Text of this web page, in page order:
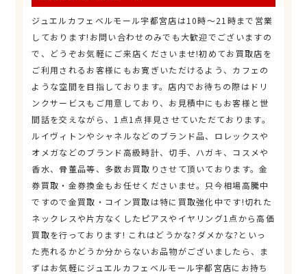
ジュエルカフェベルモール宇都宮店は10時～21時まで営業
しております!お問い合わせのみでも大歓迎でございますの
で、どうぞお気軽にご来店くださいませ!初めてお買取店を
ご利用されるお客様にもお寛ぎいただけるよう、カフェの
ような空間を目指しております。店内でお待ちの際はドリ
ンクサービスもご用意しており、お見積中にもお客様と世
間話を交えながら、1点1点拝見させていただております。
ルイヴィトンやシャネルなどのブランド品、ロレックスや
オメガなどのブランド高級時計、切手、ハガキ、コスメや
香水、骨董品等、多数お買取りさせて頂いております。金
券買取・金券換金もお任せくださいませ。只今相場高騰中
ですので金買取・コイン買取は特に買取強化中です!切れた
ネックレスや片方なくしたピアスやイヤリング1点から高価
買取を行っております! これはどうかな?ダメかな?といっ
た売れるかどうか分からないお品物がございましたら、ま
ずはお気軽にジュエルカフェベルモール宇都宮店にお持ち